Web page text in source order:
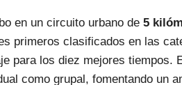
en un circuito urbano de 5
primeros clasificados en las
para los diez mejores tiempos.
como grupal, fomentando un